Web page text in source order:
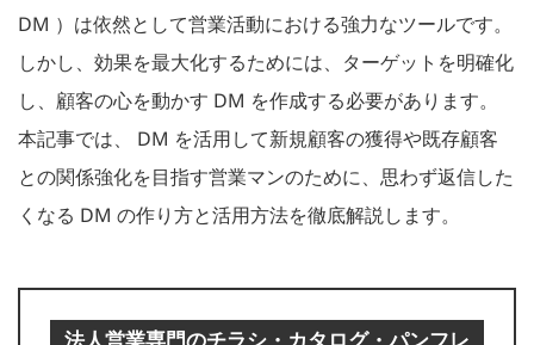
DM ）は依然として営業活動における強力なツールです。
しかし、効果を最大化するためには、ターゲットを明確化
し、顧客の心を動かす DM を作成する必要があります。
本記事では、 DM を活用して新規顧客の獲得や既存顧客
との関係強化を目指す営業マンのために、思わず返信した
くなる DM の作り方と活用方法を徹底解説します。
法人営業専門のチラシ・カタログ・パンフレ